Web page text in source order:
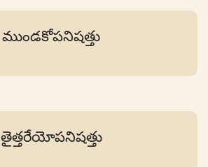
ముండకోపనిషత్తు
తైత్తరేయోపనిషత్తు